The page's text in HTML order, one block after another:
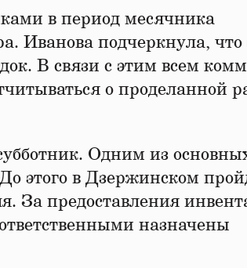
в период месячника
Иванова подчеркнула,
В связи с этим всем
о проделанной
Одним из
этого в Дзержинском
За предоставления
назначены